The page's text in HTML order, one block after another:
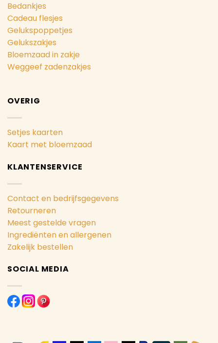
Bedankjes
Cadeau flesjes
Gelukspoppetjes
Gelukszakjes
Bloemzaad in zakje
Weggeef zadenzakjes
OVERIG
Setjes kaarten
Kaart met bloemzaad
KLANTENSERVICE
Contact en bedrijfsgegevens
Retourneren
Meest gestelde vragen
Ingrediënten en allergenen
Zakelijk bestellen
SOCIAL MEDIA